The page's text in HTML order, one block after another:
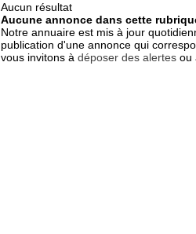
Aucun résultat
Aucune annonce dans cette
Notre annuaire est mis à jour
publication d'une annonce qui
vous invitons à déposer des alertes ou